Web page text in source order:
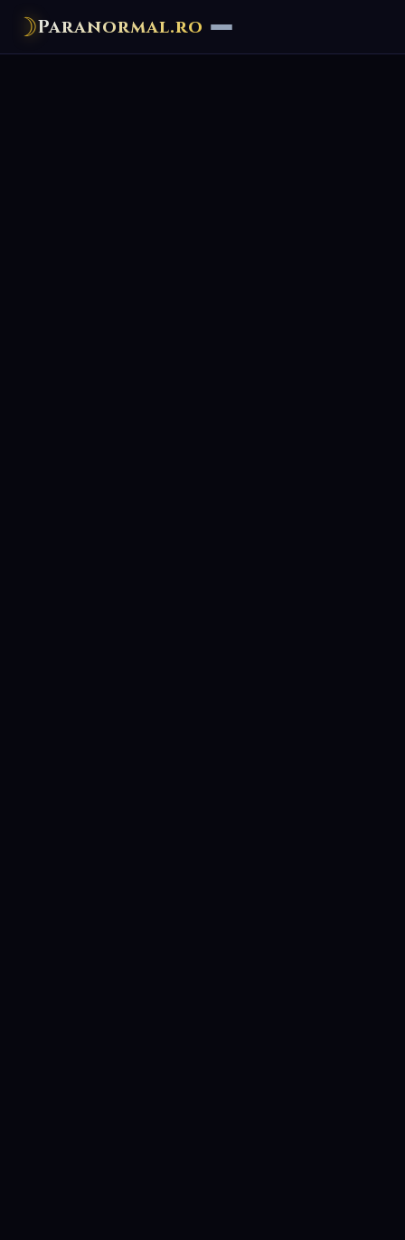
☽Paranormal.ro